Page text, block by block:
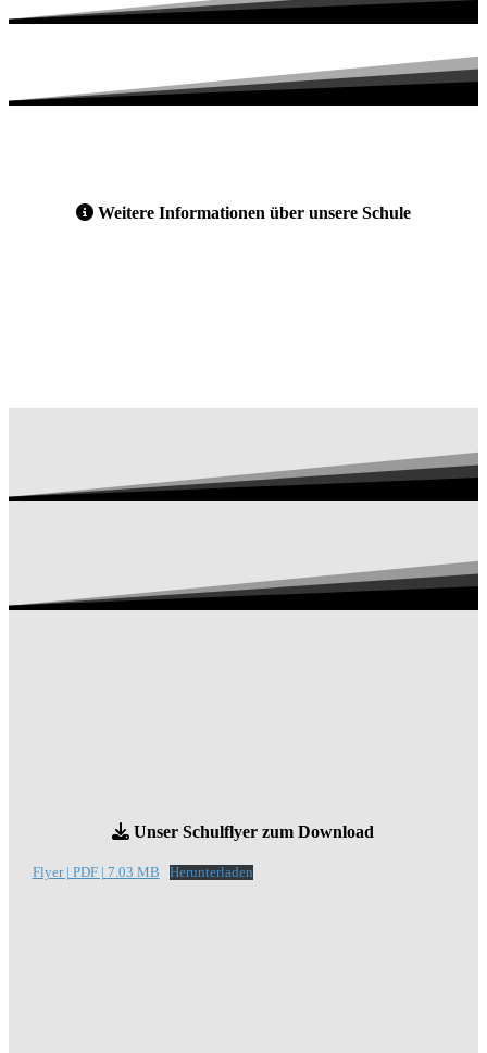
Weitere Informationen über unsere Schule
Unser Schulflyer zum Download
Flyer | PDF | 7.03 MB Herunterladen